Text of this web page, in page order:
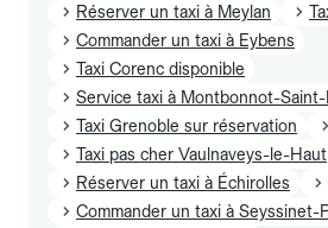
Réserver un taxi à Meylan
Commander un taxi à Eybens
Taxi Corenc disponible
Service taxi à Montbonnot-
Taxi Grenoble sur réservation
Taxi pas cher Vaulnaveys-le-Haut
Réserver un taxi à Échirolles
Commander un taxi à Seyssinet-